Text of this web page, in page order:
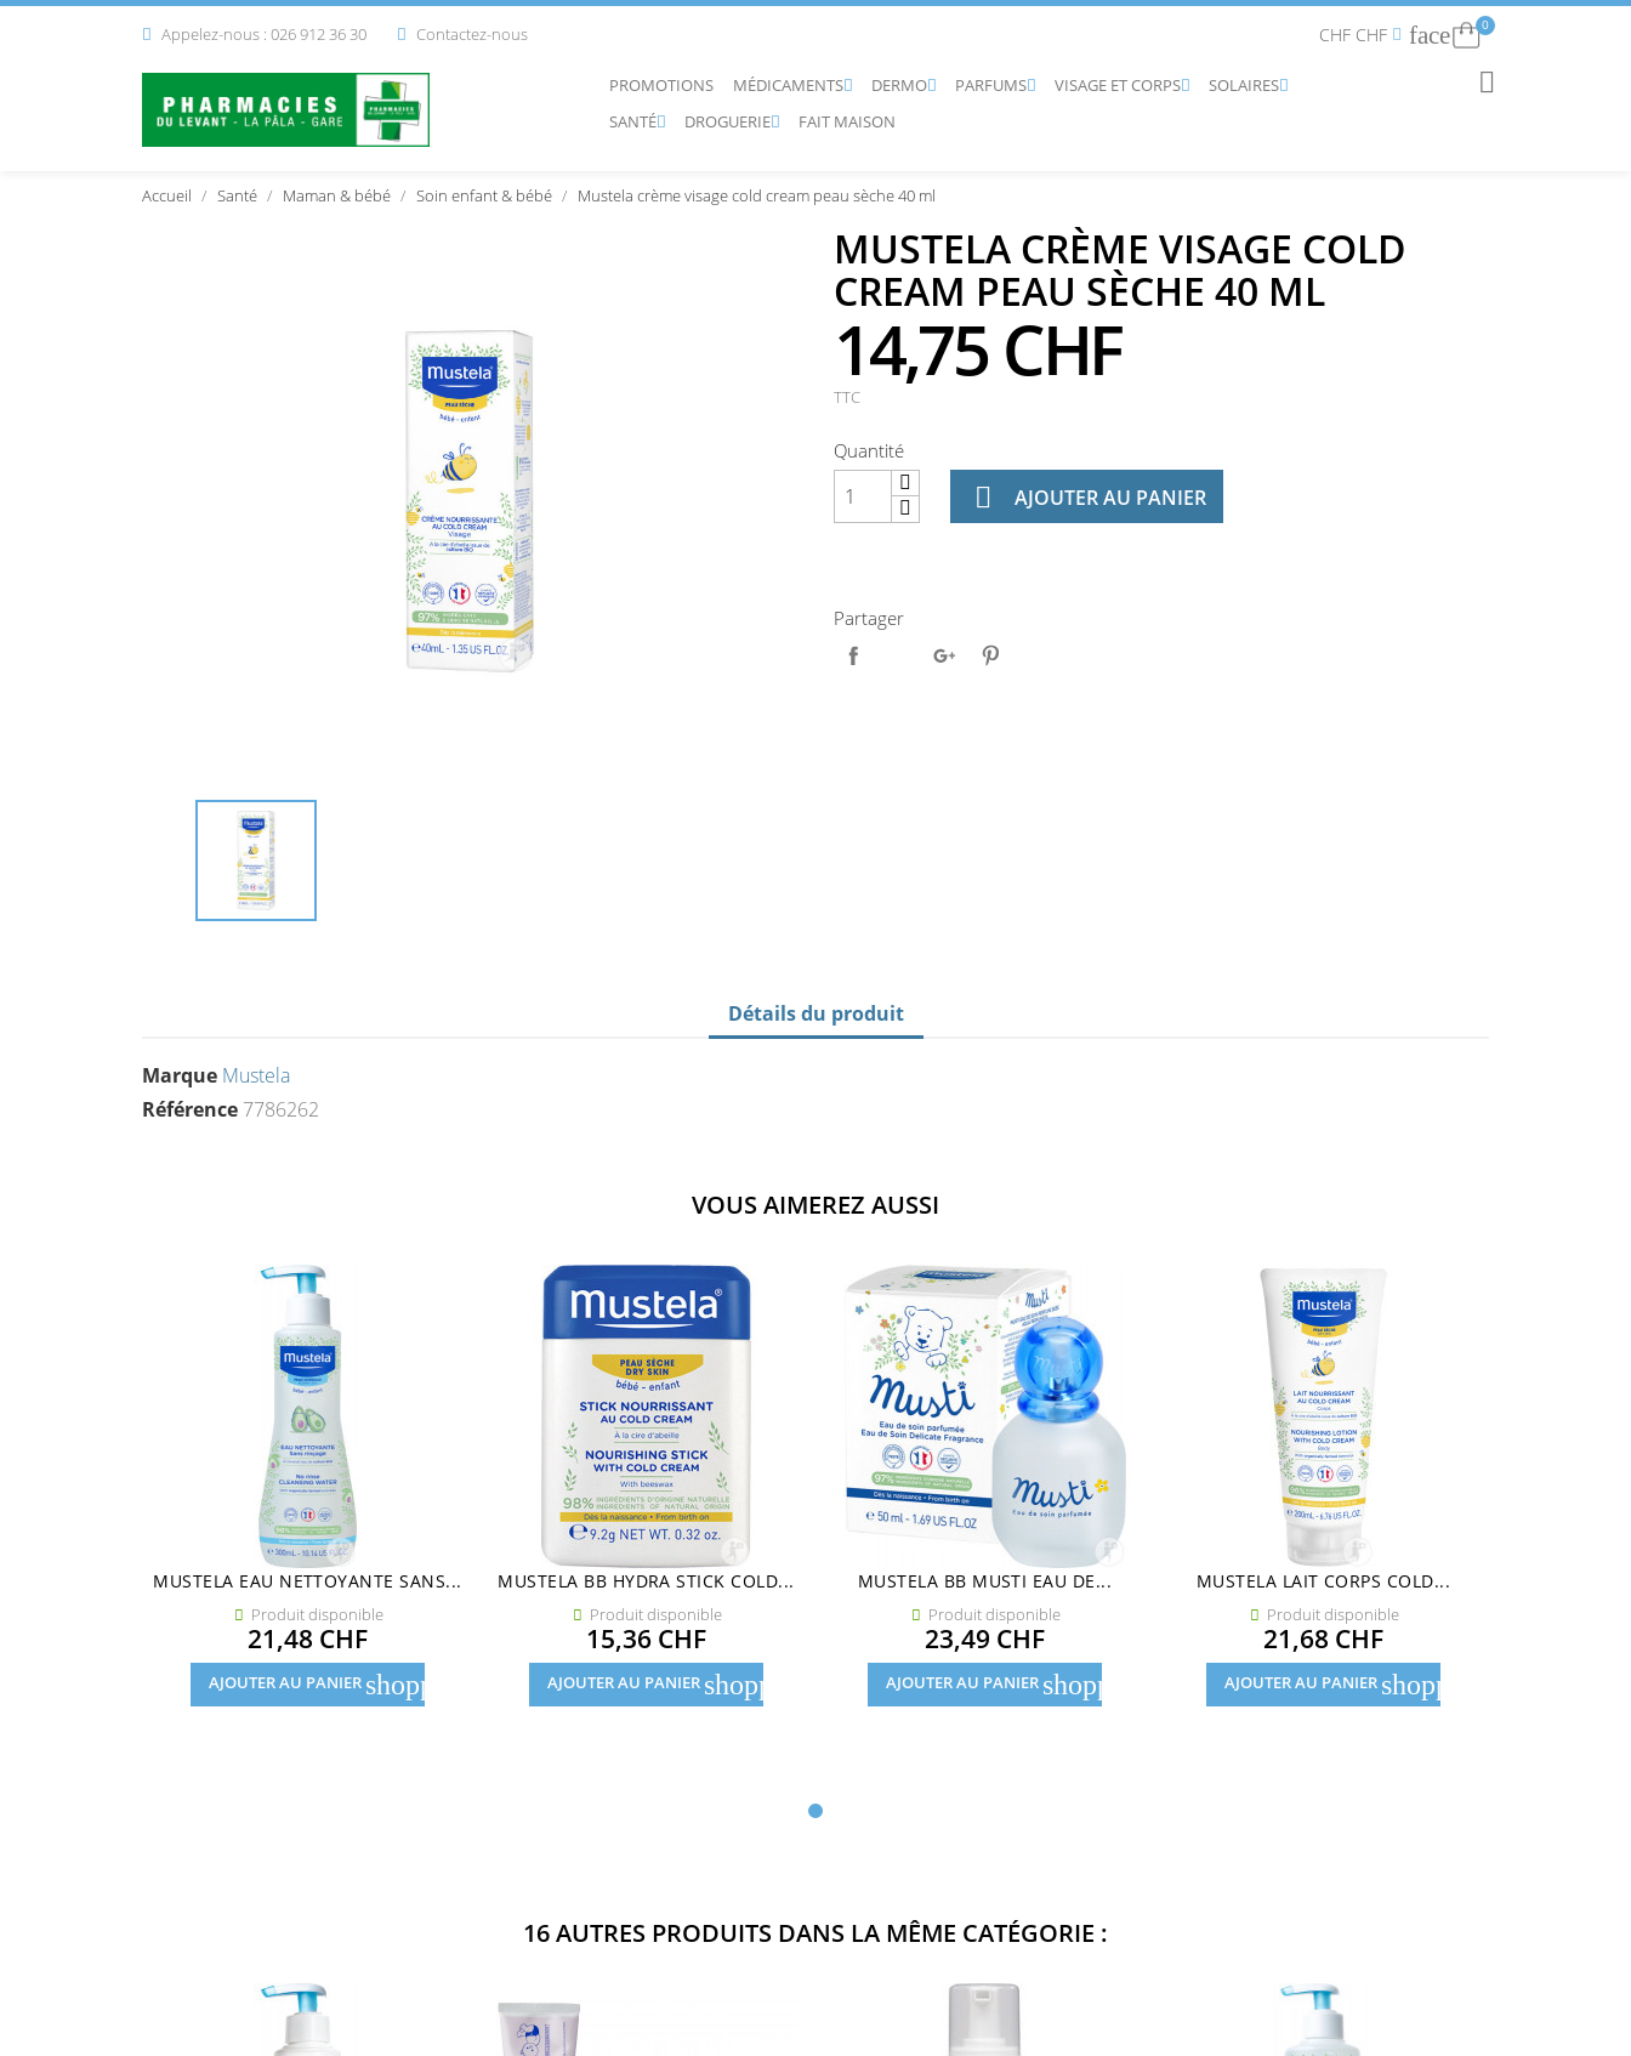
 Appelez-nous : 026 912 36 30  Contactez-nous CHF CHF  faceConnexion
0
PROMOTIONS 
MÉDICAMENTS 
DERMO 
PARFUMS 
VISAGE ET CORPS 
SOLAIRES

SANTÉ 
DROGUERIE FAIT MAISON
RECHERCHER

Accueil Santé Maman & bébé Soin enfant & bébé Mustela crème visage cold cream peau sèche 40 ml
MUSTELA CRÈME VISAGE COLD
CREAM PEAU SÈCHE 40 ML
14,75 CHF
TTC
Quantité
 AJOUTER AU PANIER
Partager
Détails du produit
Marque Mustela
Référence 7786262
VOUS AIMEREZ AUSSI
MUSTELA EAU NETTOYANTE SANS...
 Produit disponible
Prix
21,48 CHF
AJOUTER AU PANIER shopping_cart
MUSTELA BB HYDRA STICK COLD...
 Produit disponible
Prix
15,36 CHF
AJOUTER AU PANIER shopping_cart
MUSTELA BB MUSTI EAU DE...
 Produit disponible
Prix
23,49 CHF
AJOUTER AU PANIER shopping_cart
MUSTELA LAIT CORPS COLD...
 Produit disponible
Prix
21,68 CHF
AJOUTER AU PANIER shopping_cart
16 AUTRES PRODUITS DANS LA MÊME CATÉGORIE :